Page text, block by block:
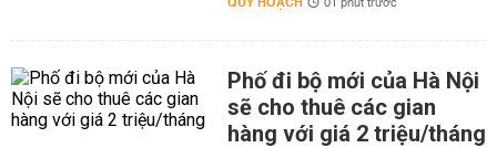
Phố đi bộ mới của Hà Nội
sẽ cho thuê các gian
hàng với giá 2 triệu/tháng